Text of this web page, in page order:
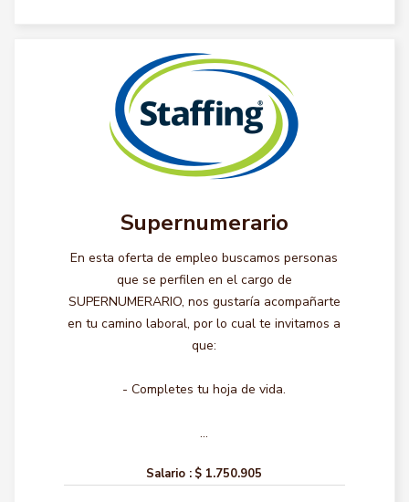
Supernumerario
En esta oferta de empleo buscamos personas
que se perfilen en el cargo de
SUPERNUMERARIO, nos gustaría acompañarte
en tu camino laboral, por lo cual te invitamos a
que:
- Completes tu hoja de vida.
...
Salario : $ 1.750.905